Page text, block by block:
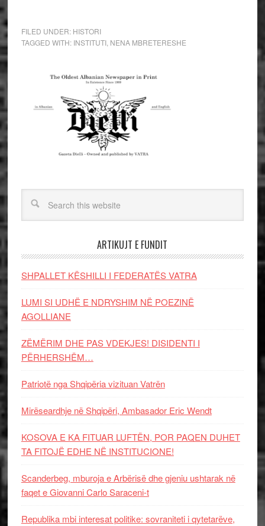
FILED UNDER: HISTORI
TAGGED WITH: INSTITUTI, NENA MBRETERESHE
ARTIKUJT E FUNDIT
SHPALLET KËSHILLI I FEDERATËS VATRA
LUMI SI UDHË E NDRYSHIM NË POEZINË
AGOLLIANE
ZËMËRIM DHE PAS VDEKJES! DISIDENTI I
PËRHERSHËM…
Patriotë nga Shqipëria vizituan Vatrën
Mirëseardhje në Shqipëri, Ambasador Eric Wendt
KOSOVA E KA FITUAR LUFTËN, POR PAQEN DUHET
TA FITOJË EDHE NË INSTITUCIONE!
Scanderbeg, mburoja e Arbërisë dhe gjeniu ushtarak në
faqet e Giovanni Carlo Saraceni-t
Republika mbi interesat politike: sovraniteti i qytetarëve,